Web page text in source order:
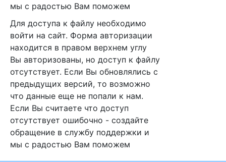
мы с радостью Вам поможем
Для доступа к файлу необходимо
войти на сайт. Форма авторизации
находится в правом верхнем углу
Вы авторизованы, но доступ к файлу
отсутствует. Если Вы обновлялись с
предыдущих версий, то возможно
что данные еще не попали к нам.
Если Вы считаете что доступ
отсутствует ошибочно - создайте
обращение в службу поддержки и
мы с радостью Вам поможем